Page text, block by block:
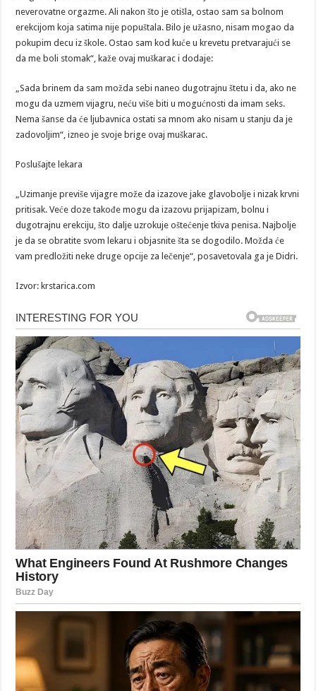
neverovatne orgazme. Ali nakon što je otišla, ostao sam sa bolnom
erekcijom koja satima nije popuštala. Bilo je užasno, nisam mogao da
pokupim decu iz škole. Ostao sam kod kuće u krevetu pretvarajući se
da me boli stomak“, kaže ovaj muškarac i dodaje:
„Sada brinem da sam možda sebi naneo dugotrajnu štetu i da, ako ne
mogu da uzmem vijagru, neću više biti u mogućnosti da imam seks.
Nema šanse da će ljubavnica ostati sa mnom ako nisam u stanju da je
zadovoljim“, izneo je svoje brige ovaj muškarac.
Poslušajte lekara
„Uzimanje previše vijagre može da izazove jake glavobolje i nizak krvni
pritisak. Veće doze takođe mogu da izazovu prijapizam, bolnu i
dugotrajnu erekciju, što dalje uzrokuje oštećenje tkiva penisa. Najbolje
je da se obratite svom lekaru i objasnite šta se dogodilo. Možda će
vam predložiti neke druge opcije za lečenje“, posavetovala ga je Didri.
Izvor: krstarica.com